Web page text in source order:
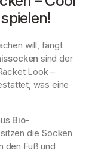
will, fängt
sind der
Look –
was eine
Bio-
sitzen die Socken
den Fuß und